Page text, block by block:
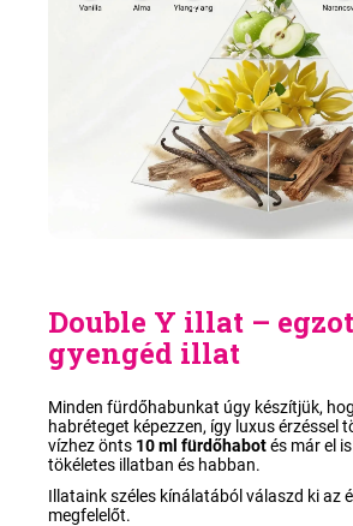
Double Y illat –
gyengéd illat
Minden fürdőhabunkat úgy készítjük,
habréteget képezzen, így luxus érzéssel
vízhez önts 10 ml fürdőhabotés már el
tökéletes illatban és habban.
Illataink széles kínálatából válaszd ki az
megfelelőt.